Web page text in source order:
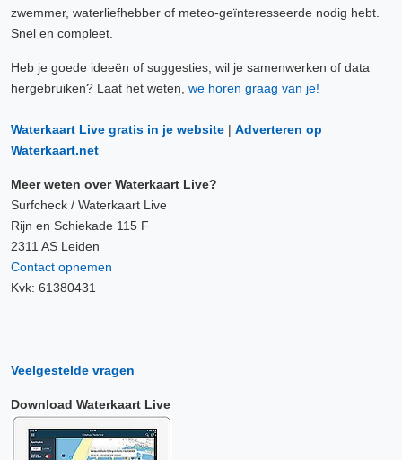
zwemmer, waterliefhebber of meteo-geïnteresseerde nodig hebt.
Snel en compleet.
Heb je goede ideeën of suggesties, wil je samenwerken of data
hergebruiken? Laat het weten, we horen graag van je!
Waterkaart Live gratis in je website | Adverteren op
Waterkaart.net
Meer weten over Waterkaart Live?
Surfcheck / Waterkaart Live
Rijn en Schiekade 115 F
2311 AS Leiden
Contact opnemen
Kvk: 61380431
Veelgestelde vragen
Download Waterkaart Live